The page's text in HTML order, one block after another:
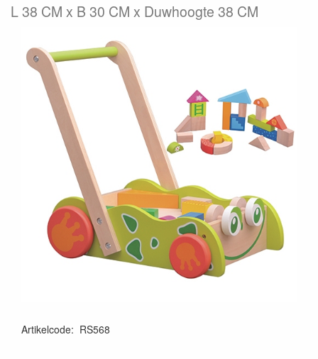
L 38 CM x B 30 CM x Duwhoogte 38 CM
Artikelcode: RS568